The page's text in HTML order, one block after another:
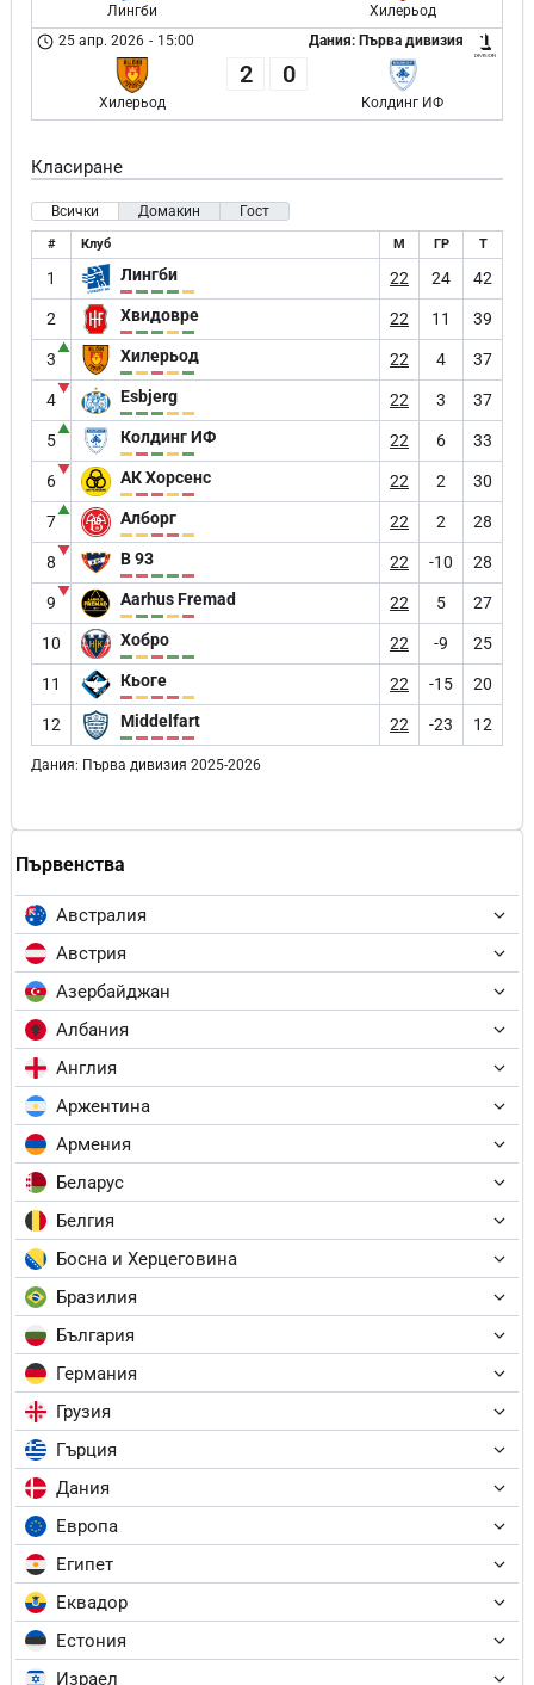
Първенства
Австралия
Австрия
Азербайджан
Албания
Англия
Аржентина
Армения
Беларус
Белгия
Босна и Херцеговина
Бразилия
България
Германия
Грузия
Гърция
Дания
Европа
Египет
Еквадор
Естония
Израел
Лингби
Хилерьод
Дания: Първа дивизия
25 апр. 2026 - 15:00
Хилерьод
2 0
Колдинг ИФ
Класиране
Всички Домакин Гост
# Клуб М ГР Т
1 Лингби 22 24 42
2 Хвидовре 22 11 39
3
▲ Хилерьод 22 4 37
4
▼ Esbjerg 22 3 37
5
▲ Колдинг ИФ 22 6 33
6
▼ АК Хорсенс 22 2 30
7
▲ Алборг 22 2 28
8
▼ B 93 22 -10 28
9
▼ Aarhus Fremad 22 5 27
10 Хобро 22 -9 25
11 Кьоге 22 -15 20
12 Middelfart 22 -23 12
Дания: Първа дивизия 2025-2026